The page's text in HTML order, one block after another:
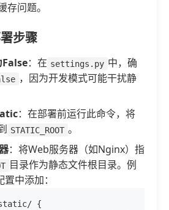
存问题。
步骤
False：在 settings.py 中，确
，因为开发模式可能干扰静
：在部署前运行此命令，将
STATIC_ROOT 。
：将Web服务器（如Nginx）指
目录作为静态文件根目录。例
中添加：
{